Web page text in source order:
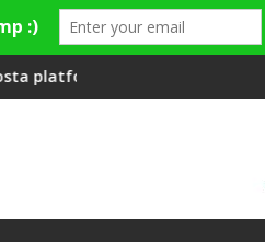
un nou centru cultural și de
Când luna devine o